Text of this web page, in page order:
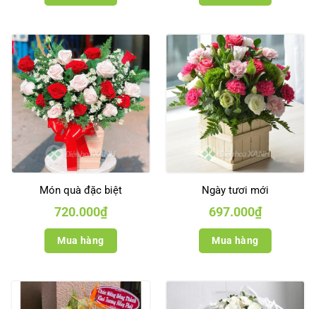
Món quà đặc biệt
720.000₫
Mua hàng
Ngày tươi mới
697.000₫
Mua hàng